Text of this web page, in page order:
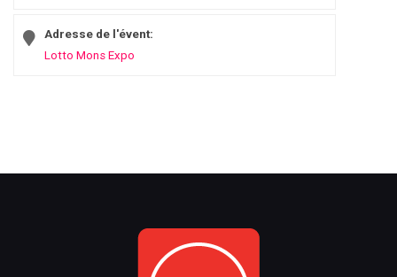
Adresse de l'évent:
Lotto Mons Expo